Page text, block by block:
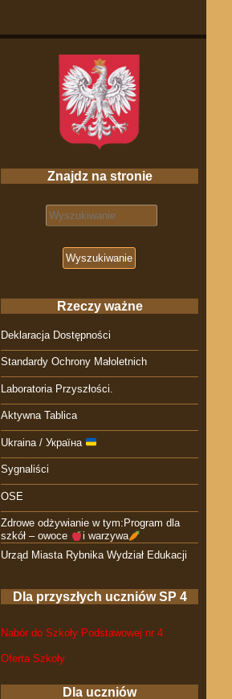
Znajdz na stronie
Search for:
Rzeczy ważne
Deklaracja Dostępności
Standardy Ochrony Małoletnich
Laboratoria Przyszłości.
Aktywna Tablica
Ukraina / Україна
Sygnaliści
OSE
Zdrowe odżywianie w tym:Program dla
szkół – owoce
i warzywa
Urząd Miasta Rybnika Wydział Edukacji
Dla przyszłych uczniów SP 4
Nabór do Szkoły Podstawowej nr 4
Oferta Szkoły
Dla uczniów